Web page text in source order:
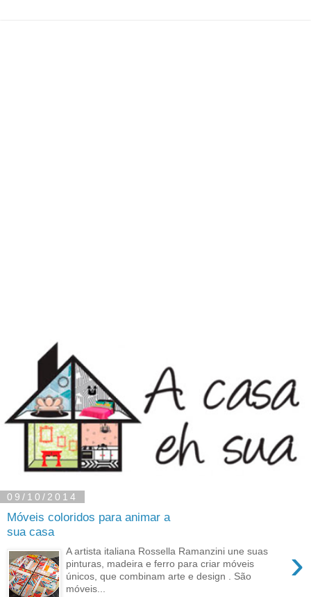
09/10/2014
Móveis coloridos para animar a
sua casa
›
A artista italiana Rossella Ramanzini une suas
pinturas, madeira e ferro para criar móveis
únicos, que combinam arte e design . São
móveis...